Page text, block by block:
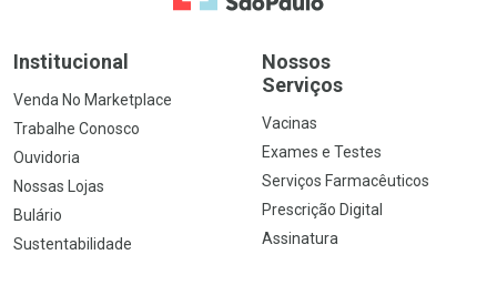
Institucional
Venda No Marketplace
Trabalhe Conosco
Ouvidoria
Nossas Lojas
Bulário
Sustentabilidade
Nossos
Serviços
Vacinas
Exames e Testes
Serviços Farmacêuticos
Prescrição Digital
Assinatura